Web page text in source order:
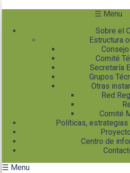
☰ Menu
Sobre el
Estructura
Comité
Secretaría
Grupos
Otras
Red
Comité
Políticas,
Centro de
☰ Menu